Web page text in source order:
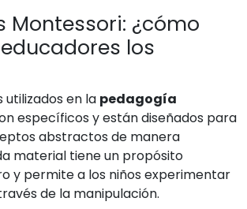
Montessori: ¿cómo
los
utilizados en la pedagogía
específicos y están diseñados para
abstractos de manera
material tiene un propósito
y permite a los niños experimentar
de la manipulación.